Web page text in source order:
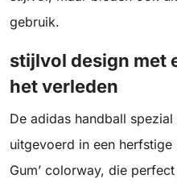
gebruik.
stijlvol design met
het verleden
De adidas handball
uitgevoerd in een herfstige
Gum’ colorway, die